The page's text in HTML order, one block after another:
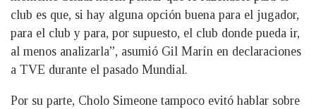
club es que, si hay alguna opción buena para el jugador,
para el club y para, por supuesto, el club donde pueda ir,
al menos analizarla”, asumió Gil Marín en declaraciones
a TVE durante el pasado Mundial.
Por su parte, Cholo Simeone tampoco evitó hablar sobre